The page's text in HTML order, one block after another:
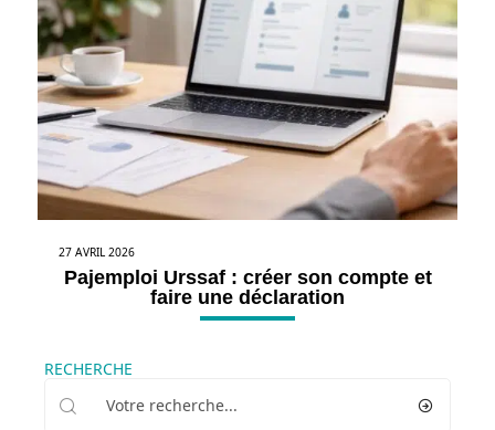
27 AVRIL 2026
Pajemploi Urssaf : créer son compte et
faire une déclaration
RECHERCHE